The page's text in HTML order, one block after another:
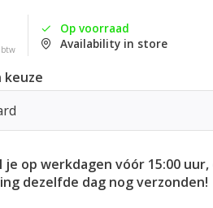
btw
Op voorraad
Availability in store
keuze
je op werkdagen vóór 15:00
dezelfde dag nog verzonden!